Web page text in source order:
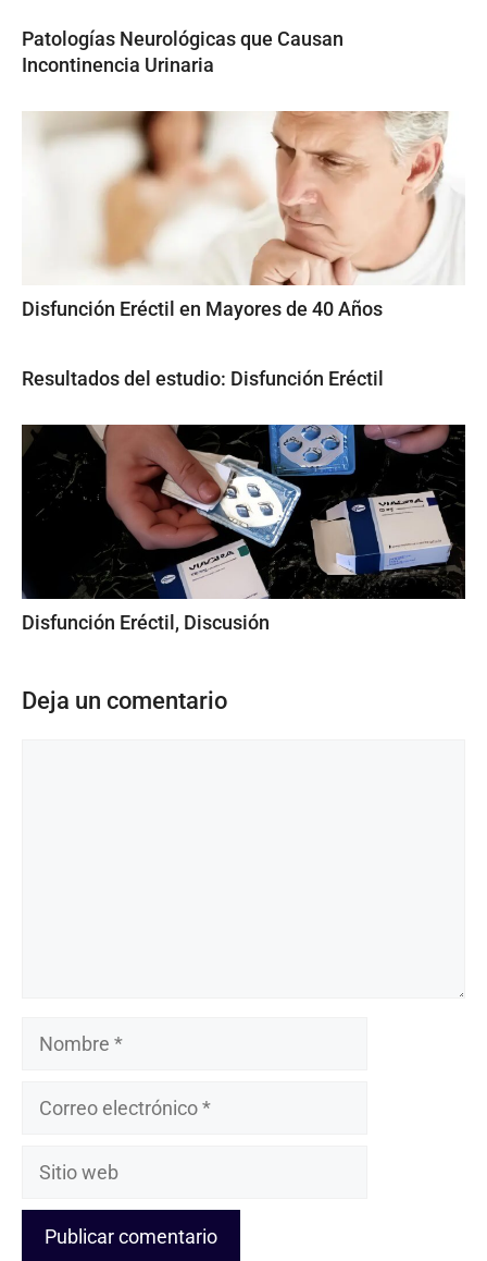
Patologías Neurológicas que Causan
Incontinencia Urinaria
Disfunción Eréctil en Mayores de 40 Años
Resultados del estudio: Disfunción Eréctil
Disfunción Eréctil, Discusión
Deja un comentario
Nombre
Sitio